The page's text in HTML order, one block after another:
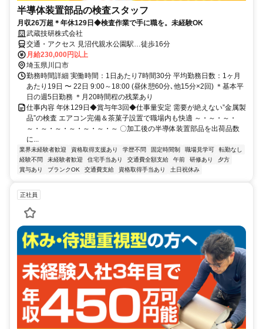
半導体装置部品の検査スタッフ
月収26万超＊年休129日◆検査作業で手に職を。未経験OK
武蔵技研株式会社
交通・アクセス 見沼代親水公園駅…徒歩16分
月給230,000円以上
埼玉県川口市
勤務時間詳細 実働時間：1日あたり7時間30分 平均勤務日数：1ヶ月
あたり19日 〜 22日 9:00～18:00 (昼休憩60分､他15分×2回) ＊基本平
日の週5日勤務 ＊月20時間程の残業あり
仕事内容 年休129日◆賞与年3回◆仕事量安定 需要が絶えない”金属製
品”の検査 エアコン完備＆茶菓子設置で職場内も快適 ～・～・～・
～・～・～・～・～・～・～ 〇加工後の半導体装置部品を出荷品数
に...
業界未経験者歓迎 資格取得支援あり 学歴不問 固定時間制 職場見学可
転勤なし
経験不問
未経験者歓迎 住宅手当あり 交通費全額支給 午前 研修あり
夕方
賞与あり
ブランクOK 交通費支給 資格取得手当あり 土日祝休み
正社員